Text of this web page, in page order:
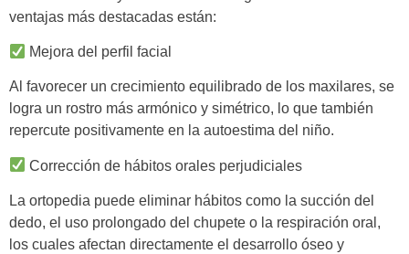
ventajas más destacadas están:
Mejora del perfil facial
Al favorecer un crecimiento equilibrado de los maxilares, se
logra un rostro más armónico y simétrico, lo que también
repercute positivamente en la autoestima del niño.
Corrección de hábitos orales perjudiciales
La ortopedia puede eliminar hábitos como la succión del
dedo, el uso prolongado del chupete o la respiración oral ,
los cuales afectan directamente el desarrollo óseo y